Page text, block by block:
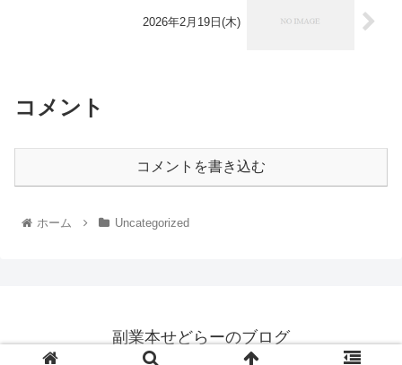
2026年2月19日(木)
コメント
コメントを書き込む
ホーム Uncategorized
副業本せどらーのブログ